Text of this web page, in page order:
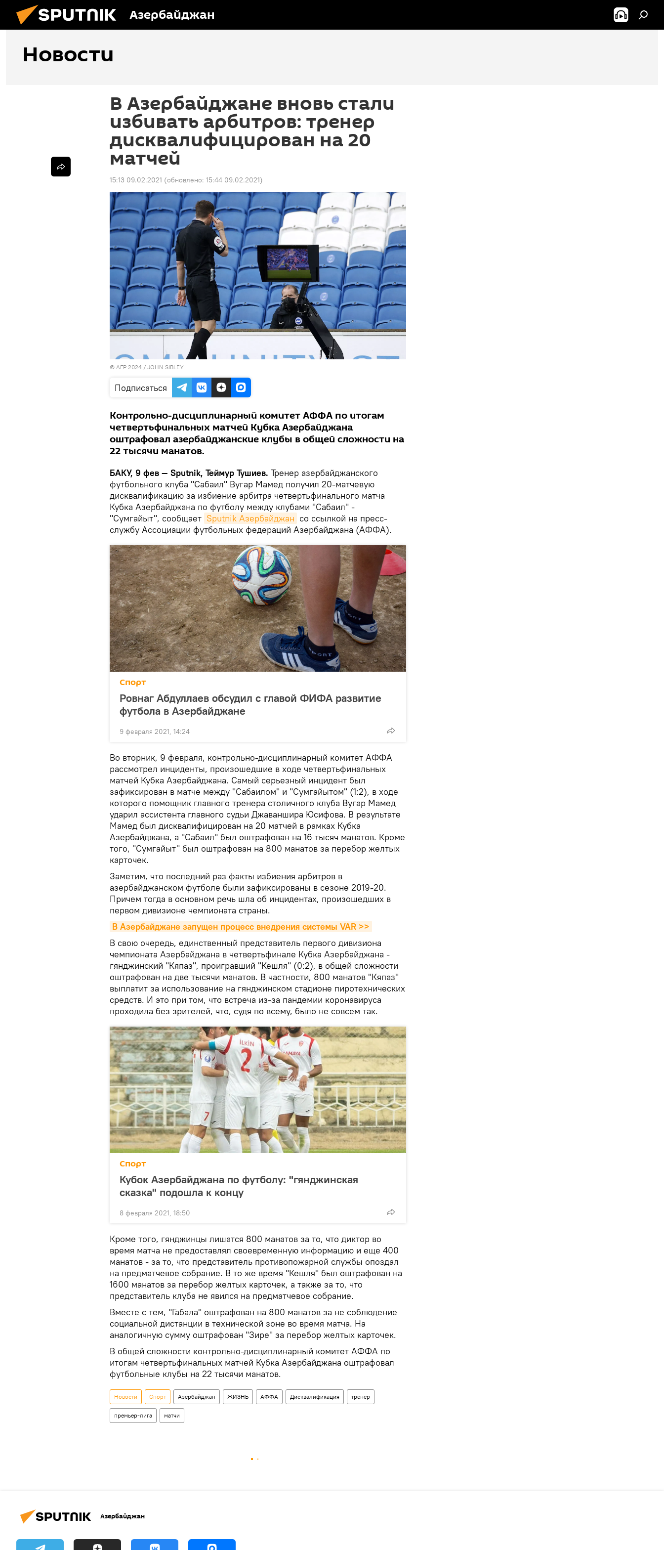
Азербайджан
Новости
В Азербайджане вновь стали
избивать арбитров: тренер
дисквалифицирован на 20
матчей
15:13 09.02.2021 (обновлено: 15:44 09.02.2021)
© AFP 2024 / JOHN SIBLEY
Подписаться
Контрольно-дисциплинарный комитет АФФА по итогам
четвертьфинальных матчей Кубка Азербайджана
оштрафовал азербайджанские клубы в общей сложности на
22 тысячи манатов.
БАКУ, 9 фев — Sputnik, Теймур Тушиев. Тренер азербайджанского
футбольного клуба "Сабаил" Вугар Мамед получил 20-матчевую
дисквалификацию за избиение арбитра четвертьфинального матча
Кубка Азербайджана по футболу между клубами "Сабаил" -
"Сумгайыт", сообщает Sputnik Азербайджан со ссылкой на пресс-
службу Ассоциации футбольных федераций Азербайджана (АФФА).
Спорт
Ровнаг Абдуллаев обсудил с главой ФИФА развитие
футбола в Азербайджане
9 февраля 2021, 14:24
Во вторник, 9 февраля, контрольно-дисциплинарный комитет АФФА
рассмотрел инциденты, произошедшие в ходе четвертьфинальных
матчей Кубка Азербайджана. Самый серьезный инцидент был
зафиксирован в матче между "Сабаилом" и "Сумгайытом" (1:2), в ходе
которого помощник главного тренера столичного клуба Вугар Мамед
ударил ассистента главного судьи Джаваншира Юсифова. В результате
Мамед был дисквалифицирован на 20 матчей в рамках Кубка
Азербайджана, а "Сабаил" был оштрафован на 16 тысяч манатов. Кроме
того, "Сумгайыт" был оштрафован на 800 манатов за перебор желтых
карточек.
Заметим, что последний раз факты избиения арбитров в
азербайджанском футболе были зафиксированы в сезоне 2019-20.
Причем тогда в основном речь шла об инцидентах, произошедших в
первом дивизионе чемпионата страны.
В Азербайджане запущен процесс внедрения системы VAR >>
В свою очередь, единственный представитель первого дивизиона
чемпионата Азербайджана в четвертьфинале Кубка Азербайджана -
гянджинский "Кяпаз", проигравший "Кешля" (0:2), в общей сложности
оштрафован на две тысячи манатов. В частности, 800 манатов "Кяпаз"
выплатит за использование на гянджинском стадионе пиротехнических
средств. И это при том, что встреча из-за пандемии коронавируса
проходила без зрителей, что, судя по всему, было не совсем так.
Спорт
Кубок Азербайджана по футболу: "гянджинская
сказка" подошла к концу
8 февраля 2021, 18:50
Кроме того, гянджинцы лишатся 800 манатов за то, что диктор во
время матча не предоставлял своевременную информацию и еще 400
манатов - за то, что представитель противопожарной службы опоздал
на предматчевое собрание. В то же время "Кешля" был оштрафован на
1600 манатов за перебор желтых карточек, а также за то, что
представитель клуба не явился на предматчевое собрание.
Вместе с тем, "Габала" оштрафован на 800 манатов за не соблюдение
социальной дистанции в технической зоне во время матча. На
аналогичную сумму оштрафован "Зире" за перебор желтых карточек.
В общей сложности контрольно-дисциплинарный комитет АФФА по
итогам четвертьфинальных матчей Кубка Азербайджана оштрафовал
футбольные клубы на 22 тысячи манатов.
Новости Спорт Азербайджан ЖИЗНЬ АФФА Дисквалификация тренер
премьер-лига матчи
Азербайджан